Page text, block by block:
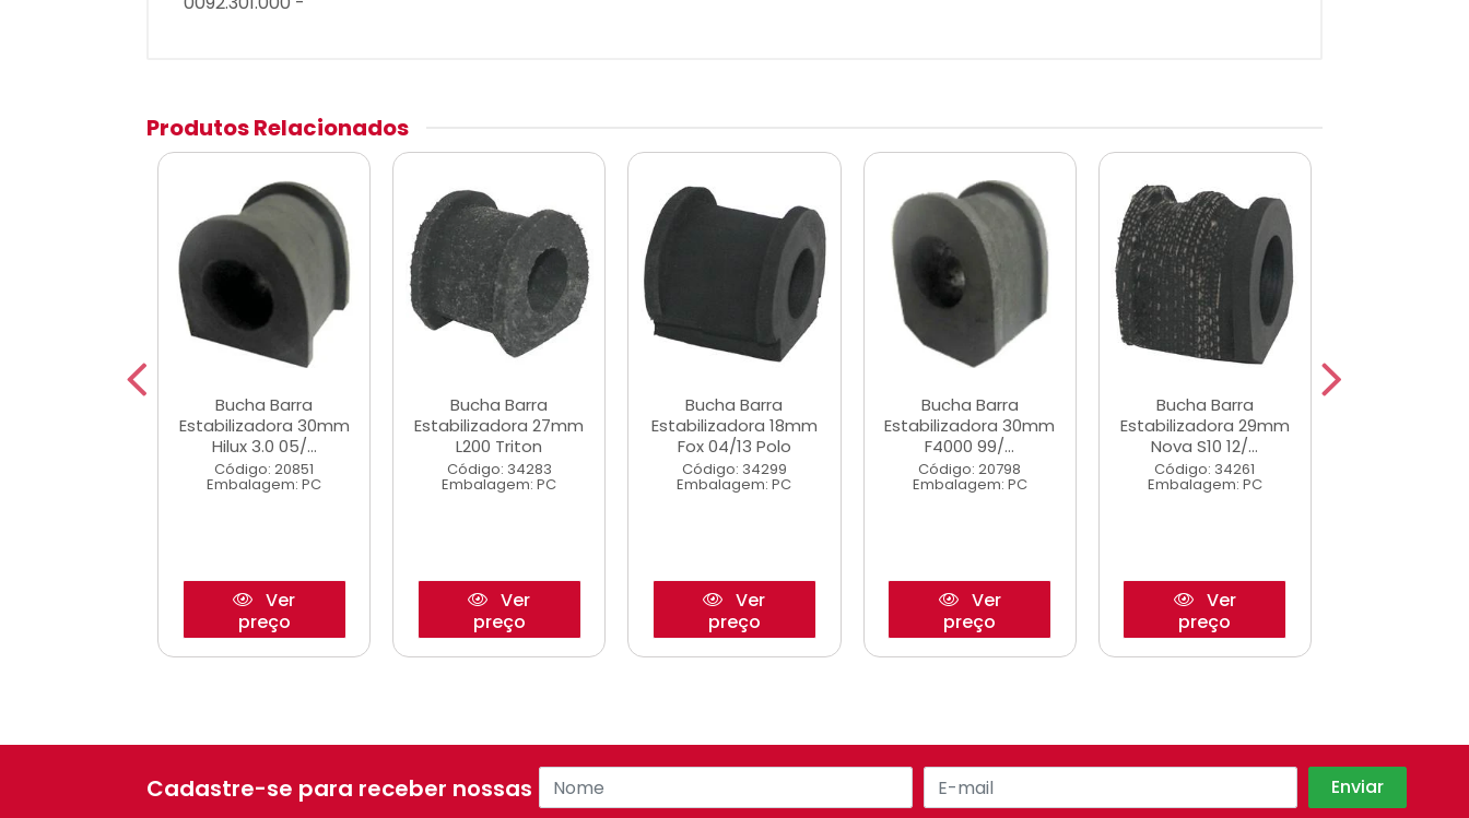
Produtos Relacionados
Bucha Barra
Estabilizadora 30mm
Hilux 3.0 05/...
Código: 20851
Embalagem: PC
Ver
preço
Bucha Barra
Estabilizadora 27mm
L200 Triton
Código: 34283
Embalagem: PC
Ver
preço
Bucha Barra
Estabilizadora 18mm
Fox 04/13 Polo
Código: 34299
Embalagem: PC
Ver
preço
Bucha Barra
Estabilizadora 30mm
F4000 99/...
Código: 20798
Embalagem: PC
Ver
preço
Bucha Barra
Estabilizadora 29mm
Nova S10 12/...
Código: 34261
Embalagem: PC
Ver
preço
Cadastre-se para receber nossas ofertas!